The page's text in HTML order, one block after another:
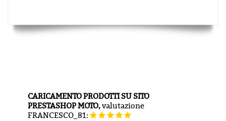
CARICAMENTO PRODOTTI SU SITO
PRESTASHOP MOTO,valutazione
FRANCESCO_81: